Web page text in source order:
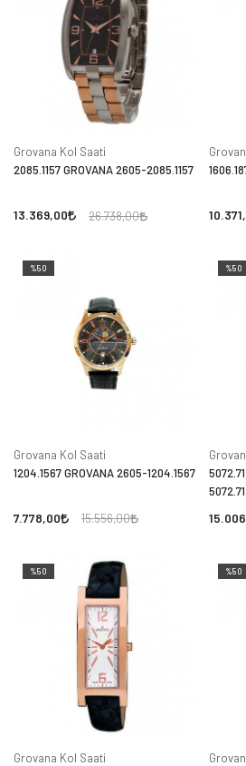
Grovana Kol Saati
2085.1157 GROVANA 2605-2085.1157
13.369,00 26.738,00
%50
Grovana Kol Saati
1204.1567 GROVANA 2605-1204.1567
7.778,00 15.556,00
%50
%50
Grovana Kol Saati
%50